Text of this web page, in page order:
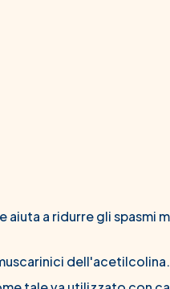
aiuta a ridurre gli
dell'acetilcolina.